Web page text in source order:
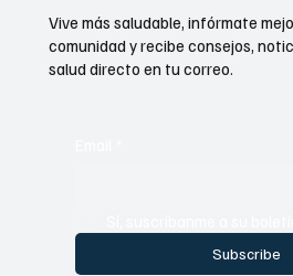
Subscribe
Vive más saludable, infórmate
comunidad y recibe consejos,
salud directo en tu correo.